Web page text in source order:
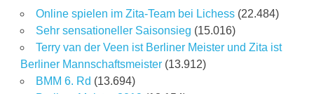
Online spielen im Zita-Team bei Lichess (22.484)
Sehr sensationeller Saisonsieg (15.016)
Terry van der Veen ist Berliner Meister und Zita ist
Berliner Mannschaftsmeister (13.912)
BMM 6. Rd (13.694)